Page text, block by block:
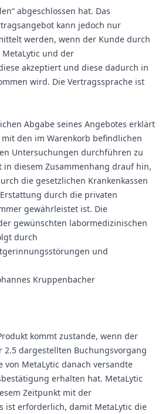
abgeschlossen hat. Das
kann jedoch nur
werden, wenn der Kunde durch
MetaLytic und der
akzeptiert und diese dadurch in
wird. Die Vertragssprache ist
Abgabe seines Angebotes erklärt
den im Warenkorb befindlichen
Untersuchungen durchführen zu
in diesem Zusammenhang drauf hin,
die gesetzlichen Krankenkassen
durch die privaten
gewährleistet ist. Die
gewünschten labormedizinischen
durch
und
Kruppenbacher
kommt zustande, wenn der
2.5 dargestellten Buchungsvorgang
von MetaLytic danach versandte
erhalten hat. MetaLytic
Zeitpunkt mit der
ist erforderlich, damit MetaLytic die